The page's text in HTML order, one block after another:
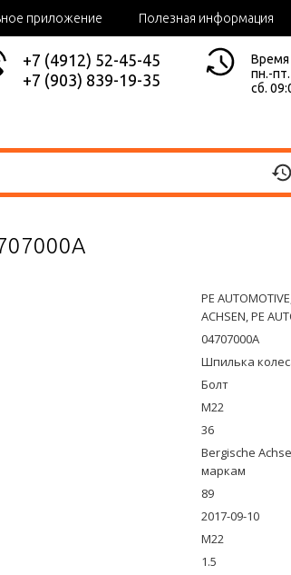
приложение Полезная информация
+7 (4912) 52-45-45
+7 (903) 839-19-35
Время
пн.-
сб.
PE
ACHSEN, PE
04707000A
Шпилька
Болт
M22
36
Bergische
маркам
89
2017-09-10
M22
1.5